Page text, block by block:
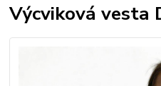
Výcviková vesta